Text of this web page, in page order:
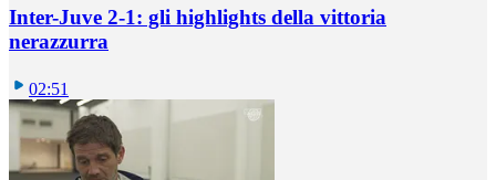
Inter-Juve 2-1: gli highlights della vittoria
nerazzurra
02:51